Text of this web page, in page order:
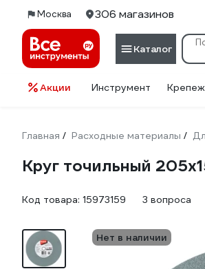
Москва 306 магазинов
Каталог
Акции Инструмент Крепеж
Главная / Расходные материалы /
Круг точильный
Код товара: 15973159 3 вопроса
Нет в наличии